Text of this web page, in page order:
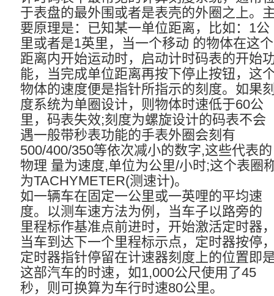
于表盘的最外围或者是表壳的外圈之上。
要原理是：已知某一单位距离，比如：1公
里或者是1英里，当一个移动 的物体在这个
距离内开始运动时，启动计时码表的开始
能，当完成单位距离再按下停止按钮，这
物体的速度便是指针所指示的刻度。如果
度系统为单圈设计，则物体时速低于60公
里，码表失效;刻度为螺旋设计的码表不会
遇一般带秒表功能的手表外圈会刻有
500/400/350等依次减小的数字,这些代表的
物理 量为速度,单位为公里/小时;这个表圈
为TACHYMETER(测速计)。
如一辆车在固定一公里或一英哩的平均速
度。以测车速方法为例，当车子以路旁的
里程标作基准点前进时，开始激活定时器
当车到达下一个里程标示点，定时器按停
定时器指针停留在计速器刻度上的位置即
这部汽车的时速，如1,000公尺使用了45
秒，则可换算为车行时速80公里。